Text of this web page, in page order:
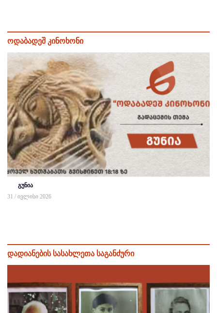
ოდაბადეშ კინოხონი
გუნია
31 / ივლისი 2026
დადიანების სასახლეთა საგანძური